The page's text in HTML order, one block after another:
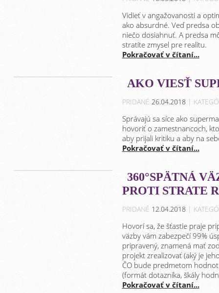
Vidieť v angažovanosti a
ako absurdné. Veď predsa
niečo dosiahnuť. A predsa
stratíte zmysel pre realitu.
Pokračovať v čítaní...
AKO VIESŤ
PRIDANÉ 26.04.2018 |
Správajú sa síce ako
hovoriť o zamestnancoch,
aby prijali kritiku a aby na
Pokračovať v čítaní...
360°SPÄTNÁ
PROTI STRATE
PRIDANÉ 12.04.2018 |
Hovorí sa, že šťastie praje
väzby vám zabezpečí 99%
pripravený, znamená mať
projekt zrealizovať (aký je
ČO bude predmetom
(formát dotazníka, škály
Pokračovať v čítaní...